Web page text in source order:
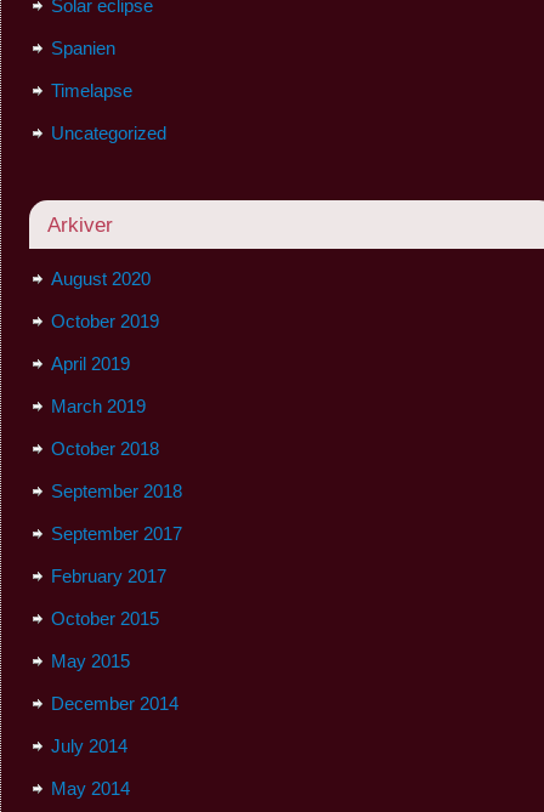
Solar eclipse
Spanien
Timelapse
Uncategorized
Arkiver
August 2020
October 2019
April 2019
March 2019
October 2018
September 2018
September 2017
February 2017
October 2015
May 2015
December 2014
July 2014
May 2014